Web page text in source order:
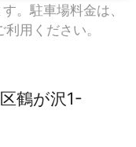
。駐車場料金は、
用ください。
鶴が沢1-